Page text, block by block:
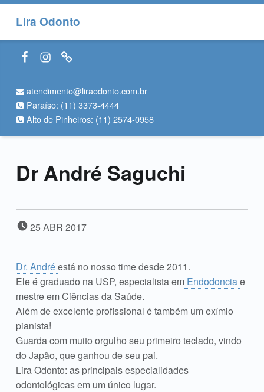
Lira Odonto
Facebook LiraOdonto
Instagram LiraOdonto
Site LiraOdonto
atendimento@liraodonto.com.br
Paraíso: (11) 3373-4444
Alto de Pinheiros: (11) 2574-0958
Dr André Saguchi
POSTED ON:
25 ABR 2017
Dr. Andréestá no nosso time desde 2011.
Ele é graduado na USP, especialista emEndodonciae
mestre em Ciências da Saúde.
Além de excelente profissional é também um exímio
pianista!
Guarda com muito orgulho seu primeiro teclado, vindo
do Japão, que ganhou de seu pai.
Lira Odonto: as principais especialidades
odontológicas em um único lugar.